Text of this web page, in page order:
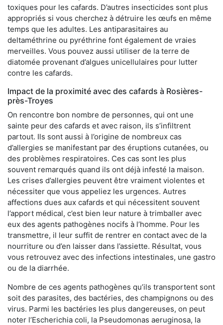
toxiques pour les cafards. D’autres insecticides sont plus
appropriés si vous cherchez à détruire les œufs en même
temps que les adultes. Les antiparasitaires au
deltaméthrine ou pyréthrine font également de vraies
merveilles. Vous pouvez aussi utiliser de la terre de
diatomée provenant d’algues unicellulaires pour lutter
contre les cafards.
Impact de la proximité avec des cafards à Rosières-
près-Troyes
On rencontre bon nombre de personnes, qui ont une
sainte peur des cafards et avec raison, ils s’infiltrent
partout. Ils sont aussi à l’origine de nombreux cas
d’allergies se manifestant par des éruptions cutanées, ou
des problèmes respiratoires. Ces cas sont les plus
souvent remarqués quand ils ont déjà infesté la maison.
Les crises d’allergies peuvent être vraiment violentes et
nécessiter que vous appeliez les urgences. Autres
affections dues aux cafards et qui nécessitent souvent
l’apport médical, c’est bien leur nature à trimballer avec
eux des agents pathogènes nocifs à l’homme. Pour les
transmettre, il leur suffit de rentrer en contact avec de la
nourriture ou d’en laisser dans l’assiette. Résultat, vous
vous retrouvez avec des infections intestinales, une gastro
ou de la diarrhée.
Nombre de ces agents pathogènes qu’ils transportent sont
soit des parasites, des bactéries, des champignons ou des
virus. Parmi les bactéries les plus dangereuses, on peut
noter l’Escherichia coli, la Pseudomonas aeruginosa, la